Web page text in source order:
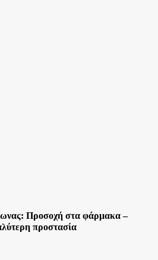
Προσοχή στα φάρμακα –
προστασία